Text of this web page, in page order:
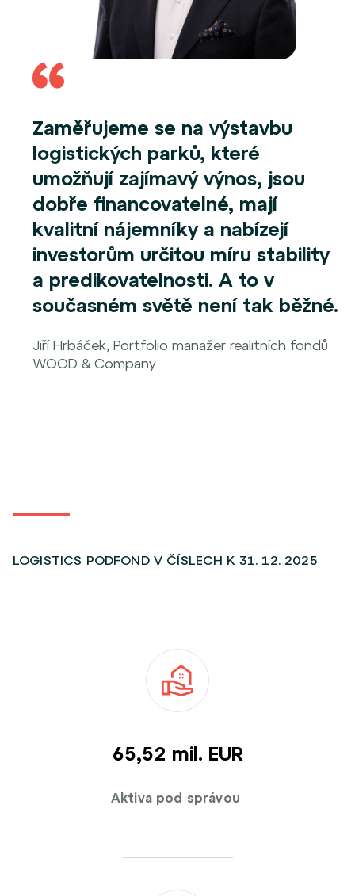
Zaměřujeme se na výstavbu
logistických parků, které
umožňují zajímavý výnos, jsou
dobře financovatelné, mají
kvalitní nájemníky a nabízejí
investorům určitou míru stability
a predikovatelnosti. A to v
současném světě není tak běžné.
Jiří Hrbáček, Portfolio manažer realitních fondů
WOOD & Company
LOGISTICS PODFOND V ČÍSLECH K 31. 12. 2025
65,54 mil. EUR
Aktiva pod správou